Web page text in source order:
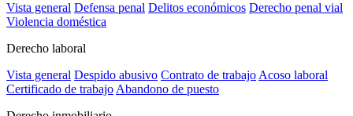
Vista general Defensa penal Delitos económicos Derecho penal vial
Violencia doméstica
Derecho laboral
Vista general Despido abusivo Contrato de trabajo Acoso laboral
Certificado de trabajo Abandono de puesto